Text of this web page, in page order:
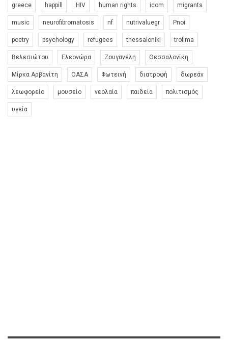
greece happill HIV human rights icom migrants
music neurofibromatosis nf nutrivaluegr Pnoi
poetry psychology refugees thessaloniki trofima
Βελεσιώτου Ελεονώρα Ζουγανέλη Θεσσαλονίκη
Μίρκα Αρβανίτη ΟΑΣΑ Φωτεινή διατροφή δωρεάν
λεωφορείο μουσείο νεολαία παιδεία πολιτισμός
υγεία